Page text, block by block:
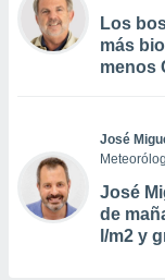
Los
más
menos
José
José
de
l/m2 y